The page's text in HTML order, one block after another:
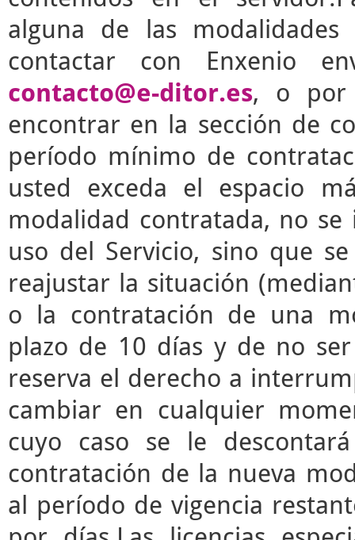
alguna de las
contactar con Enxenio
contacto@e-ditor.es, o por
encontrar en la sección de
período mínimo de
usted exceda el espacio
modalidad contratada, no
uso del Servicio, sino que
reajustar la situación
o la contratación de una
plazo de 10 días y de no
reserva el derecho a
cambiar en cualquier
cuyo caso se le
contratación de la nueva
al período de vigencia